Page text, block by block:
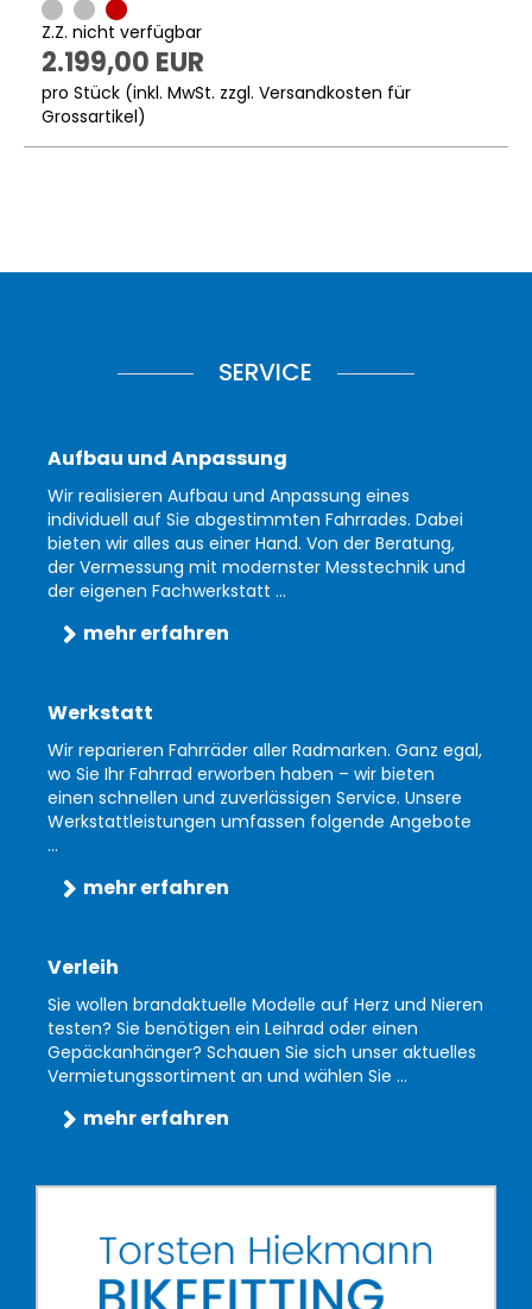
Z.Z. nicht verfügbar
2.199,00 EUR
pro Stück (inkl. MwSt. zzgl. Versandkosten für
Grossartikel)
SERVICE
Aufbau und Anpassung
Wir realisieren Aufbau und Anpassung eines
individuell auf Sie abgestimmten Fahrrades. Dabei
bieten wir alles aus einer Hand. Von der Beratung,
der Vermessung mit modernster Messtechnik und
der eigenen Fachwerkstatt ...
mehr erfahren
Werkstatt
Wir reparieren Fahrräder aller Radmarken. Ganz egal,
wo Sie Ihr Fahrrad erworben haben – wir bieten
einen schnellen und zuverlässigen Service. Unsere
Werkstattleistungen umfassen folgende Angebote
...
mehr erfahren
Verleih
Sie wollen brandaktuelle Modelle auf Herz und Nieren
testen? Sie benötigen ein Leihrad oder einen
Gepäckanhänger? Schauen Sie sich unser aktuelles
Vermietungssortiment an und wählen Sie ...
mehr erfahren